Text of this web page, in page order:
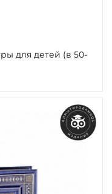
для детей (в 50-